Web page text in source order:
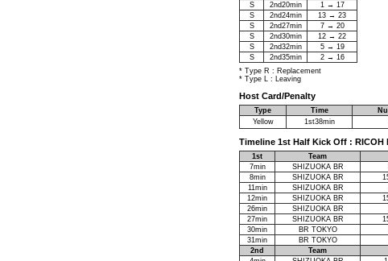
S
2nd20min
1 → 17
S
2nd24min
13 → 23
S
2nd27min
7 → 20
S
2nd30min
12 → 22
S
2nd32min
5 → 19
S
2nd35min 2 → 16
* Type R : Replacement
* Type L : Leaving
Host Card/Penalty
Type Time
Yellow
1st38min
Timeline 1st Half Kick Off : RICOH
1st Team
7min
SHIZUOKA BR
8min
SHIZUOKA BR
11min
SHIZUOKA BR
12min
SHIZUOKA BR
26min
SHIZUOKA BR
27min
SHIZUOKA BR
30min
BR TOKYO
31min
BR TOKYO
2nd
Team